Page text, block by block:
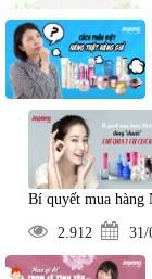
Bí quyết mua hàng
2.912 31/